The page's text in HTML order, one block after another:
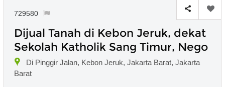
729580
Dijual Tanah di Kebon Jeruk, dekat
Sekolah Katholik Sang Timur, Nego
Di Pinggir Jalan, Kebon Jeruk, Jakarta Barat, Jakarta
Barat